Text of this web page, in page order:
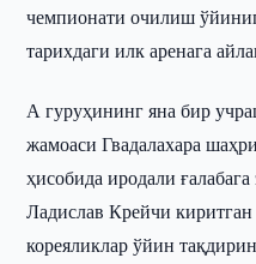
чемпионати очилиш
тарихдаги илк аренага
А гуруҳининг яна бир
жамоаси Гвадалахара
ҳисобида иродали
Ладислав Крейчи киритган
кореяликлар ўйин